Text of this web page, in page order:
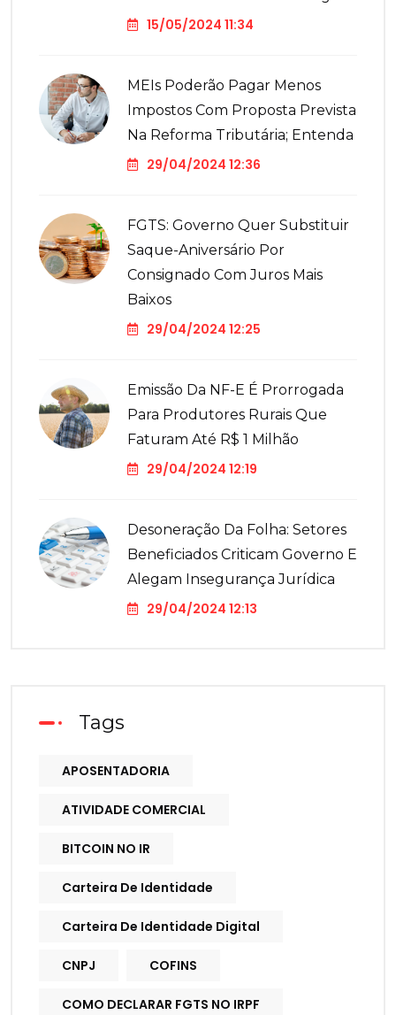
15/05/2024 11:34
MEIs Poderão Pagar Menos
Impostos Com Proposta Prevista
Na Reforma Tributária; Entenda
29/04/2024 12:36
FGTS: Governo Quer Substituir
Saque-Aniversário Por
Consignado Com Juros Mais
Baixos
29/04/2024 12:25
Emissão Da NF-E É Prorrogada
Para Produtores Rurais Que
Faturam Até R$ 1 Milhão
29/04/2024 12:19
Desoneração Da Folha: Setores
Beneficiados Criticam Governo E
Alegam Insegurança Jurídica
29/04/2024 12:13
Tags
APOSENTADORIA
ATIVIDADE COMERCIAL
BITCOIN NO IR
Carteira De Identidade
Carteira De Identidade Digital
CNPJ COFINS
COMO DECLARAR FGTS NO IRPF